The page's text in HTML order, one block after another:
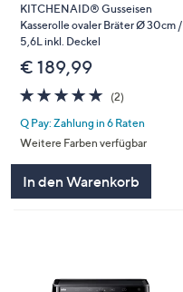
KITCHENAID® Gusseisen
Kasserolle ovaler Bräter Ø 30cm /
5,6L inkl. Deckel
€ 189,99
5.0
von
5
(2)
Q Pay: Zahlung in 6 Raten
Weitere Farben verfügbar
In den Warenkorb